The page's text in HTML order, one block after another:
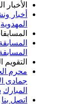
المهدوية
ونشاطات المركز
أخبار
المهدوية
الأولى
الرابعة
المهدوي
الحرام
صفر
رجب
شوال المكرّم